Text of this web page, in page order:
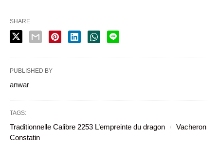
SHARE
PUBLISHED BY
anwar
TAGS:
Traditionnelle Calibre 2253 L’empreinte du dragon
Vacheron
Constatin